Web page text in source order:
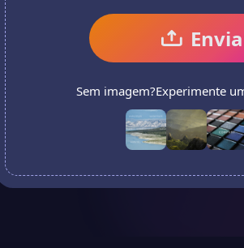
Sem imagem?Experimente